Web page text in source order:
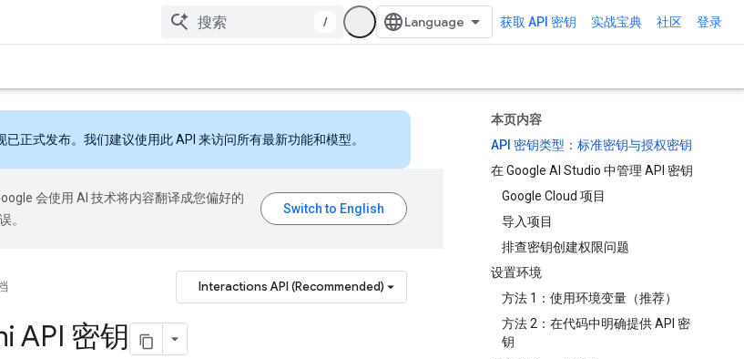
/ 获取 API 密钥 实战宝典 社区 登录
本页内容
API 密钥类型：标准密钥与授权密钥
在 Google AI Studio 中管理 API 密钥
Google Cloud 项目
导入项目
排查密钥创建权限问题
设置环境
方法 1：使用环境变量（推荐）
方法 2：在代码中明确提供 API 密
钥
已正式发布。我们建议使用此 API 来访问所有最新功能和模型。
会使用 AI 技术将内容翻译成您偏好的
。
Interactions API (Recommended)
API 密钥